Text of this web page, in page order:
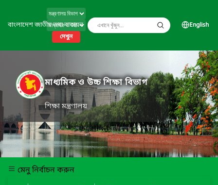
বাংলাদেশ জাতীয় তথ্য বাতায়ন
দেখুন
English
মাধ্যমিক ও উচ্চ শিক্ষা বিভাগ
শিক্ষা মন্ত্রণালয়
মেনু নির্বাচন করুন